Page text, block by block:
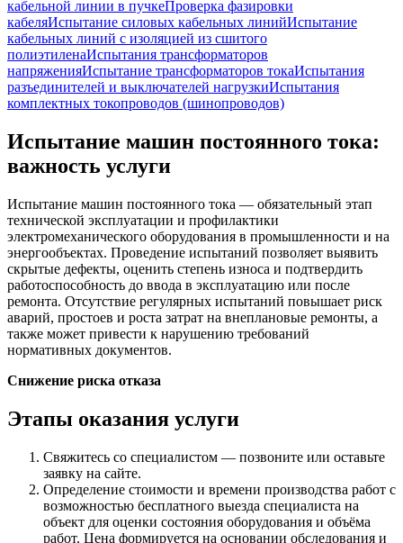
кабельной линии в пучкеПроверка фазировки
кабеляИспытание силовых кабельных линийИспытание
кабельных линий с изоляцией из сшитого
полиэтиленаИспытания трансформаторов
напряженияИспытание трансформаторов токаИспытания
разъединителей и выключателей нагрузкиИспытания
комплектных токопроводов (шинопроводов)
Испытание машин постоянного тока:
важность услуги
Испытание машин постоянного тока — обязательный этап
технической эксплуатации и профилактики
электромеханического оборудования в промышленности и на
энергообъектах. Проведение испытаний позволяет выявить
скрытые дефекты, оценить степень износа и подтвердить
работоспособность до ввода в эксплуатацию или после
ремонта. Отсутствие регулярных испытаний повышает риск
аварий, простоев и роста затрат на внеплановые ремонты, а
также может привести к нарушению требований
нормативных документов.
Снижение риска отказа
Этапы оказания услуги
Свяжитесь со специалистом — позвоните или оставьте
заявку на сайте.
Определение стоимости и времени производства работ с
возможностью бесплатного выезда специалиста на
объект для оценки состояния оборудования и объёма
работ. Цена формируется на основании обследования и